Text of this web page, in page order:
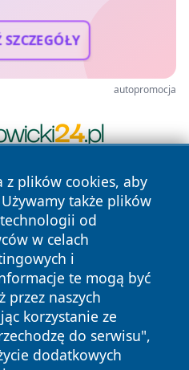
SZCZEGÓŁY
autopromocja
z plików cookies, aby
Używamy także plików
od
w celach
i
te mogą być
przez naszych
korzystanie ze
do serwisu",
dodatkowych
Wszystkie prawa
Polityka